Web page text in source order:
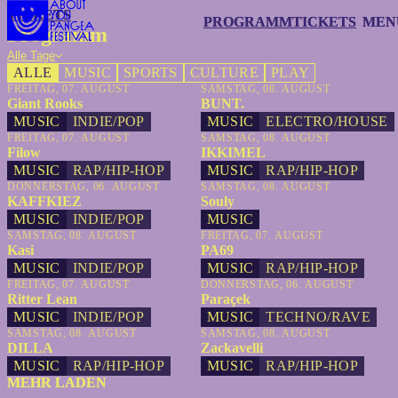
PROGRAMM
PROGRAMMTICKETS
TICKETS
TICKETS
TICKETS
Programm
Alle Tage
ALLE MUSIC SPORTS CULTURE PLAY
FREITAG, 07. AUGUST
Giant Rooks
MUSIC
INDIE/POP
SAMSTAG, 08. AUGUST
BUNT.
MUSIC
ELECTRO/HOUSE
FREITAG, 07. AUGUST
Filow
MUSIC
RAP/HIP-HOP
SAMSTAG, 08. AUGUST
IKKIMEL
MUSIC
RAP/HIP-HOP
DONNERSTAG, 06. AUGUST
KAFFKIEZ
MUSIC
INDIE/POP
SAMSTAG, 08. AUGUST
Souly
MUSIC
SAMSTAG, 08. AUGUST
Kasi
MUSIC
INDIE/POP
FREITAG, 07. AUGUST
PA69
MUSIC
RAP/HIP-HOP
FREITAG, 07. AUGUST
Ritter Lean
MUSIC
INDIE/POP
DONNERSTAG, 06. AUGUST
Paraçek
MUSIC
TECHNO/RAVE
SAMSTAG, 08. AUGUST
DILLA
MUSIC
RAP/HIP-HOP
SAMSTAG, 08. AUGUST
Zackavelli
MUSIC
RAP/HIP-HOP
MEHR LADEN
MEHR LADEN